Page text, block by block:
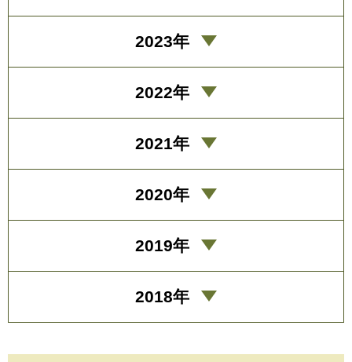
2023年
2022年
2021年
2020年
2019年
2018年